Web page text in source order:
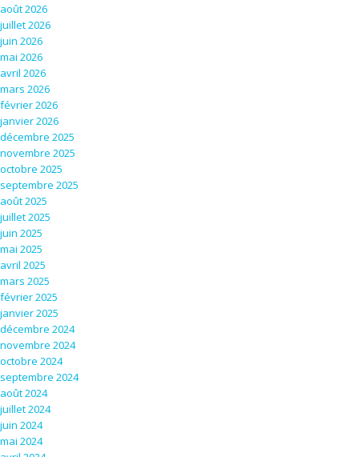
août 2026
juillet 2026
juin 2026
mai 2026
avril 2026
mars 2026
février 2026
janvier 2026
décembre 2025
novembre 2025
octobre 2025
septembre 2025
août 2025
juillet 2025
juin 2025
mai 2025
avril 2025
mars 2025
février 2025
janvier 2025
décembre 2024
novembre 2024
octobre 2024
septembre 2024
août 2024
juillet 2024
juin 2024
mai 2024